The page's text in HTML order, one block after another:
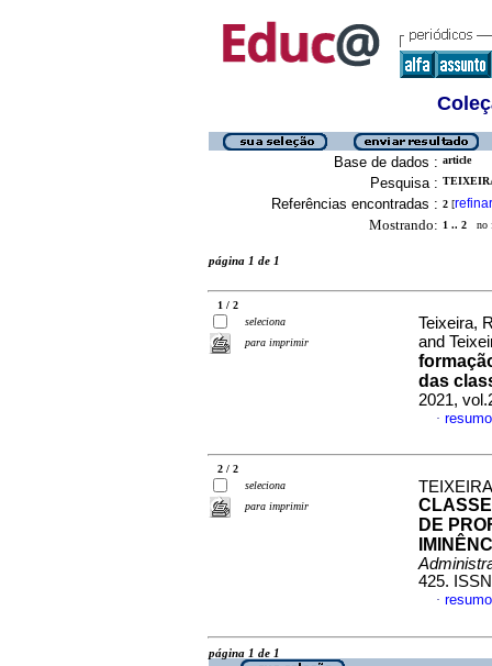
Base de dados : article
Pesquisa :
Referências encontradas : 2 [refinar
Mostrando: 1 .. 2 no
página 1 de 1
1 / 2
seleciona
para imprimir
Teixeira,
and
das
2021,
·
2 / 2
seleciona
para imprimir
DE
425.
·
página 1 de 1